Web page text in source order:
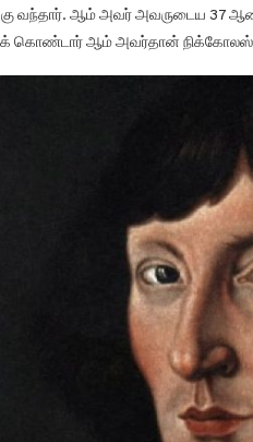
வந்தார். ஆம் அவர் அவருடைய 37
கொண்டார் ஆம் அவர்தான்